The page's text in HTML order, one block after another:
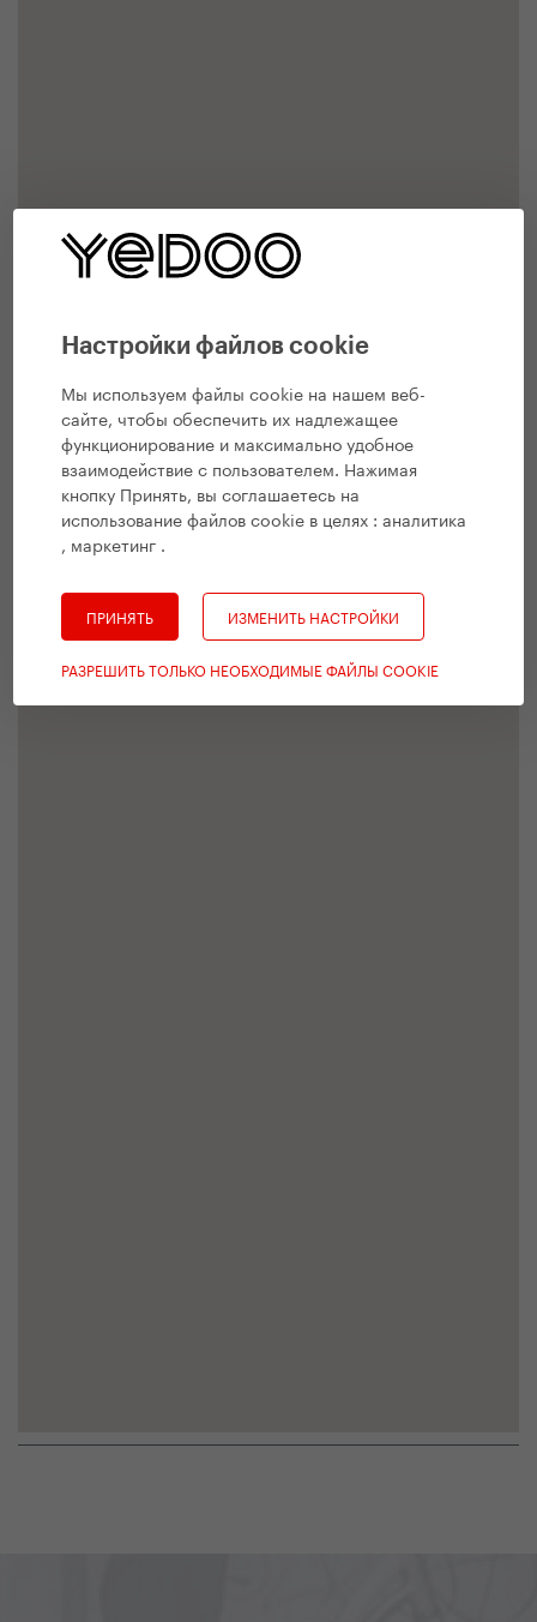
Настройки файлов cookie
Мы используем файлы cookie на нашем веб-
сайте, чтобы обеспечить их надлежащее
функционирование и максимально удобное
взаимодействие с пользователем. Нажимая
кнопку Принять, вы соглашаетесь на
использование файлов cookie в целях :аналитика
, маркетинг .
ПРИНЯТЬ ИЗМЕНИТЬ НАСТРОЙКИ
РАЗРЕШИТЬ ТОЛЬКО НЕОБХОДИМЫЕ ФАЙЛЫ COOKIE